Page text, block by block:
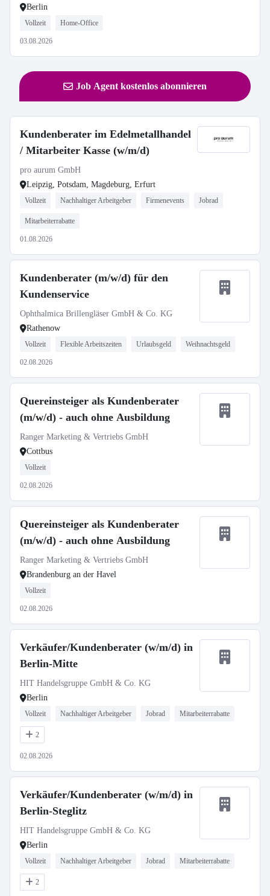
Berlin
Vollzeit Home-Office
03.08.2026
Job Agent kostenlos abonnieren
Kundenberater im Edelmetallhandel
/ Mitarbeiter Kasse (w/m/d)
pro aurum GmbH
Leipzig, Potsdam, Magdeburg, Erfurt
Vollzeit Nachhaltiger Arbeitgeber Firmenevents Jobrad
Mitarbeiterrabatte
01.08.2026
Kundenberater (m/w/d) für den
Kundenservice
Ophthalmica Brillengläser GmbH & Co. KG
Rathenow
Vollzeit Flexible Arbeitszeiten Urlaubsgeld Weihnachtsgeld
02.08.2026
Quereinsteiger als Kundenberater
(m/w/d) - auch ohne Ausbildung
Ranger Marketing & Vertriebs GmbH
Cottbus
Vollzeit
02.08.2026
Quereinsteiger als Kundenberater
(m/w/d) - auch ohne Ausbildung
Ranger Marketing & Vertriebs GmbH
Brandenburg an der Havel
Vollzeit
02.08.2026
Verkäufer/Kundenberater (w/m/d) in
Berlin-Mitte
HIT Handelsgruppe GmbH & Co. KG
Berlin
Vollzeit Nachhaltiger Arbeitgeber Jobrad Mitarbeiterrabatte
2
02.08.2026
Verkäufer/Kundenberater (w/m/d) in
Berlin-Steglitz
HIT Handelsgruppe GmbH & Co. KG
Berlin
Vollzeit Nachhaltiger Arbeitgeber Jobrad Mitarbeiterrabatte
2